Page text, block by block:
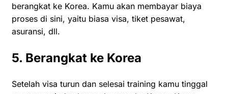
berangkat ke Korea. Kamu akan membayar biaya
proses di sini, yaitu biasa visa, tiket pesawat,
asuransi, dll.
5. Berangkat ke Korea
Setelah visa turun dan selesai training kamu tinggal